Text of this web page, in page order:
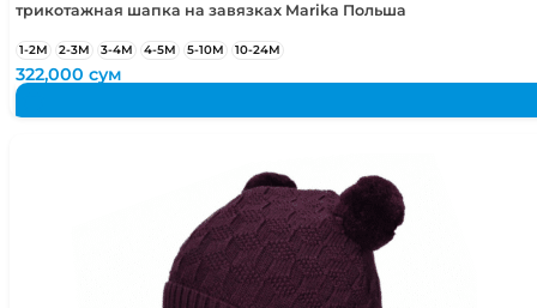
трикотажная шапка на завязках Marika Польша
1-2М 2-3М 3-4М 4-5М 5-10М 10-24М
322,000сум